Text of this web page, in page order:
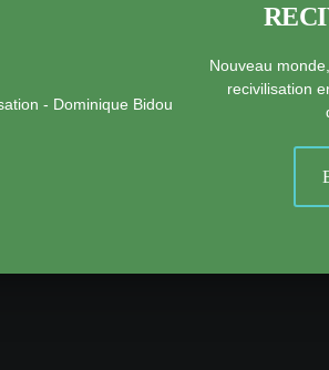
» contre laquelle il faut s’organiser, au
Barbey et Ruth Alimi), éd. Jean
Alfred Sauvy. Presses universitaires
Nouveau
recivilisation